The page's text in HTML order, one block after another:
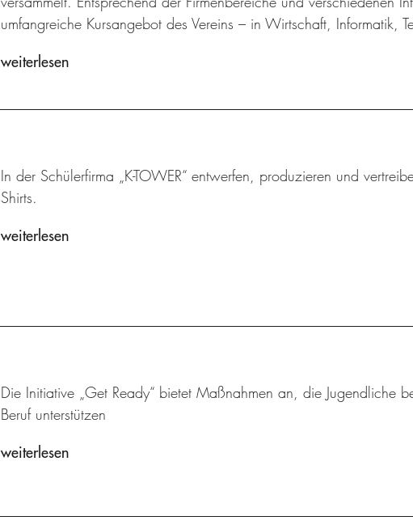
umfangreiche Kursangebot des Vereins – in Wirtschaft, Informatik,
weiterlesen
In der Schülerfirma „K-TOWER“ entwerfen, produzieren und
Shirts.
weiterlesen
Die Initiative „Get Ready“ bietet Maßnahmen an, die Jugendliche
Beruf unterstützen
weiterlesen